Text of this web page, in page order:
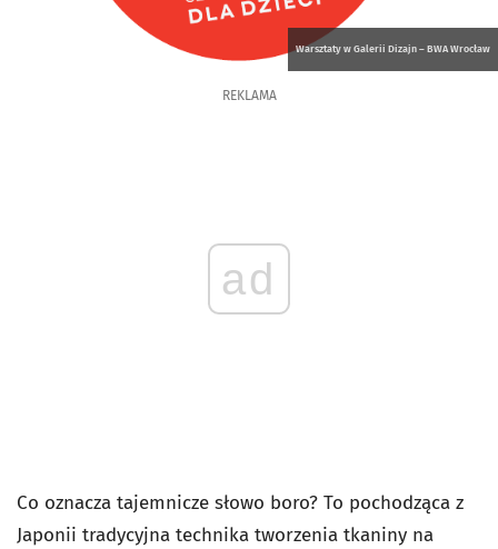
Warsztaty w Galerii Dizajn – BWA Wrocław
REKLAMA
ad
Co oznacza tajemnicze słowo boro? To pochodząca z
Japonii tradycyjna technika tworzenia tkaniny na